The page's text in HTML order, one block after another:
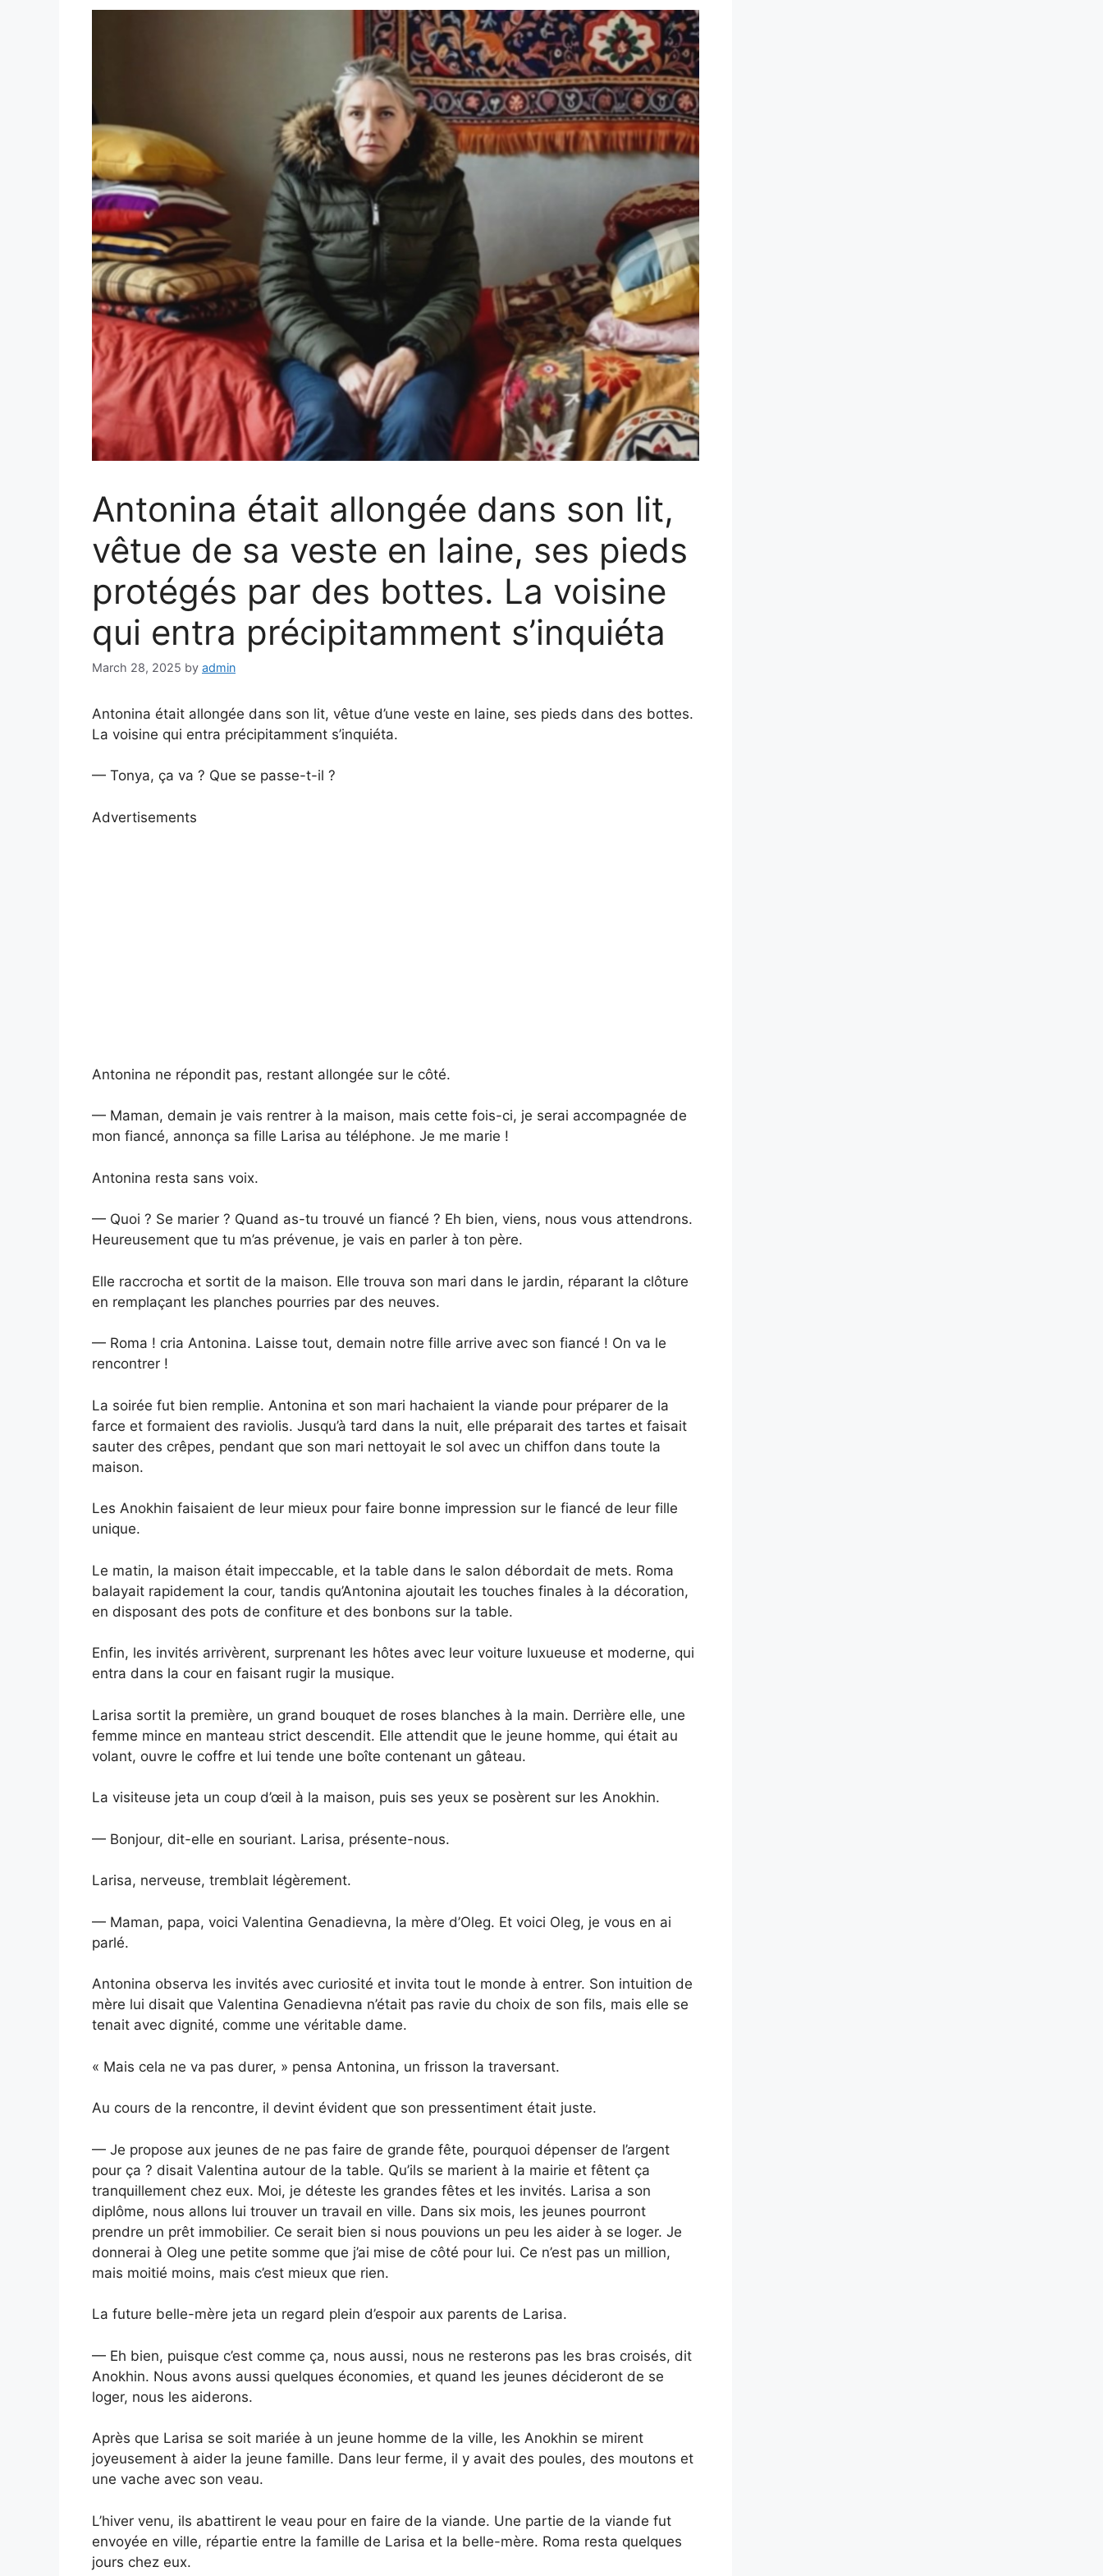
Antonina était allongée dans son lit,
vêtue de sa veste en laine, ses pieds
protégés par des bottes. La voisine
qui entra précipitamment s’inquiéta
March 28, 2025 by admin
Antonina était allongée dans son lit, vêtue d’une veste en laine, ses pieds dans des bottes.
La voisine qui entra précipitamment s’inquiéta.
— Tonya, ça va ? Que se passe-t-il ?
Advertisements
Antonina ne répondit pas, restant allongée sur le côté.
— Maman, demain je vais rentrer à la maison, mais cette fois-ci, je serai accompagnée de
mon fiancé, annonça sa fille Larisa au téléphone. Je me marie !
Antonina resta sans voix.
— Quoi ? Se marier ? Quand as-tu trouvé un fiancé ? Eh bien, viens, nous vous attendrons.
Heureusement que tu m’as prévenue, je vais en parler à ton père.
Elle raccrocha et sortit de la maison. Elle trouva son mari dans le jardin, réparant la clôture
en remplaçant les planches pourries par des neuves.
— Roma ! cria Antonina. Laisse tout, demain notre fille arrive avec son fiancé ! On va le
rencontrer !
La soirée fut bien remplie. Antonina et son mari hachaient la viande pour préparer de la
farce et formaient des raviolis. Jusqu’à tard dans la nuit, elle préparait des tartes et faisait
sauter des crêpes, pendant que son mari nettoyait le sol avec un chiffon dans toute la
maison.
Les Anokhin faisaient de leur mieux pour faire bonne impression sur le fiancé de leur fille
unique.
Le matin, la maison était impeccable, et la table dans le salon débordait de mets. Roma
balayait rapidement la cour, tandis qu’Antonina ajoutait les touches finales à la décoration,
en disposant des pots de confiture et des bonbons sur la table.
Enfin, les invités arrivèrent, surprenant les hôtes avec leur voiture luxueuse et moderne, qui
entra dans la cour en faisant rugir la musique.
Larisa sortit la première, un grand bouquet de roses blanches à la main. Derrière elle, une
femme mince en manteau strict descendit. Elle attendit que le jeune homme, qui était au
volant, ouvre le coffre et lui tende une boîte contenant un gâteau.
La visiteuse jeta un coup d’œil à la maison, puis ses yeux se posèrent sur les Anokhin.
— Bonjour, dit-elle en souriant. Larisa, présente-nous.
Larisa, nerveuse, tremblait légèrement.
— Maman, papa, voici Valentina Genadievna, la mère d’Oleg. Et voici Oleg, je vous en ai
parlé.
Antonina observa les invités avec curiosité et invita tout le monde à entrer. Son intuition de
mère lui disait que Valentina Genadievna n’était pas ravie du choix de son fils, mais elle se
tenait avec dignité, comme une véritable dame.
« Mais cela ne va pas durer, » pensa Antonina, un frisson la traversant.
Au cours de la rencontre, il devint évident que son pressentiment était juste.
— Je propose aux jeunes de ne pas faire de grande fête, pourquoi dépenser de l’argent
pour ça ? disait Valentina autour de la table. Qu’ils se marient à la mairie et fêtent ça
tranquillement chez eux. Moi, je déteste les grandes fêtes et les invités. Larisa a son
diplôme, nous allons lui trouver un travail en ville. Dans six mois, les jeunes pourront
prendre un prêt immobilier. Ce serait bien si nous pouvions un peu les aider à se loger. Je
donnerai à Oleg une petite somme que j’ai mise de côté pour lui. Ce n’est pas un million,
mais moitié moins, mais c’est mieux que rien.
La future belle-mère jeta un regard plein d’espoir aux parents de Larisa.
— Eh bien, puisque c’est comme ça, nous aussi, nous ne resterons pas les bras croisés, dit
Anokhin. Nous avons aussi quelques économies, et quand les jeunes décideront de se
loger, nous les aiderons.
Après que Larisa se soit mariée à un jeune homme de la ville, les Anokhin se mirent
joyeusement à aider la jeune famille. Dans leur ferme, il y avait des poules, des moutons et
une vache avec son veau.
L’hiver venu, ils abattirent le veau pour en faire de la viande. Une partie de la viande fut
envoyée en ville, répartie entre la famille de Larisa et la belle-mère. Roma resta quelques
jours chez eux.